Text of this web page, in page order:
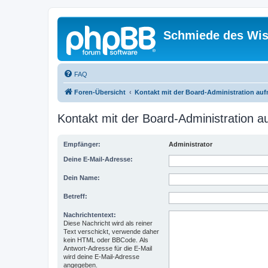
Schmiede des
FAQ
Foren-Übersicht Kontakt mit der Board-Administration
Kontakt mit der Board-Administration
Empfänger: Administrator
Deine E-Mail-Adresse:
Dein Name:
Betreff:
Nachrichtentext:
Diese Nachricht wird als reiner
Text verschickt, verwende daher
kein HTML oder BBCode. Als
Antwort-Adresse für die E-Mail
wird deine E-Mail-Adresse
angegeben.